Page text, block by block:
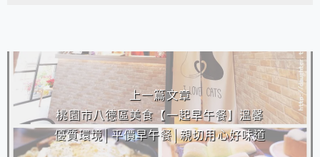
相連文章
上一篇文章
桃園市八德區美食【一起早午餐】溫馨
優質環境│平價早午餐│親切用心好味道